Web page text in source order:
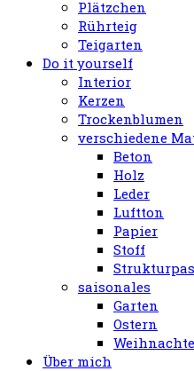
Plätzchen
Rührteig
Teigarten
Do it yourself
Interior
Kerzen
Trockenblumen
verschiedene
Beton
Holz
Leder
Luftton
Papier
Stoff
saisonales
Garten
Ostern
Über mich